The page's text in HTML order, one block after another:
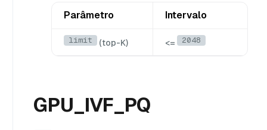
Parâmetro Intervalo
limit (top-K) <= 2048
GPU_IVF_PQ